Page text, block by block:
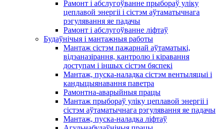
Рамонт і абслугоўванне прыбораў уліку
цеплавой энергіі і сістэм аўтаматычнага
рэгулявання яе падачы
Рамонт і абслугоўванне ліфтаў
Будаўнічыя і мантажныя работы
Мантаж сістэм пажарнай аўтаматыкі,
відэаназірання, кантролю і кіравання
доступам і іншых сістэм бяспекі
Мантаж, пуска-наладка сістэм вентыляцыі і
кандыцыянавання паветра
Рамонтна-аварыйныя працы
Мантаж прыбораў уліку цеплавой энергіі і
сістэм аўтаматычнага рэгулявання яе падачы
Мантаж, пуска-наладка ліфтаў